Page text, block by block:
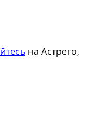
на Астрего,